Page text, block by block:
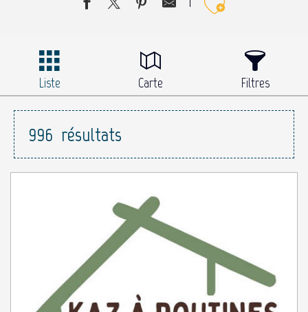
Liste Carte Filtres
996 résultats